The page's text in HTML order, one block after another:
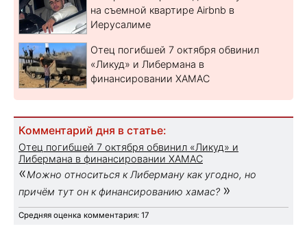
на съемной квартире Airbnb в
Иерусалиме
Отец погибшей 7 октября обвинил
«Ликуд» и Либермана в
финансировании ХАМАС
Комментарий дня в статье:
Отец погибшей 7 октября обвинил «Ликуд» и
Либермана в финансировании ХАМАС
«Можно относиться к Либерману как угодно, но
причём тут он к финансированию хамас? »
Средняя оценка комментария: 17